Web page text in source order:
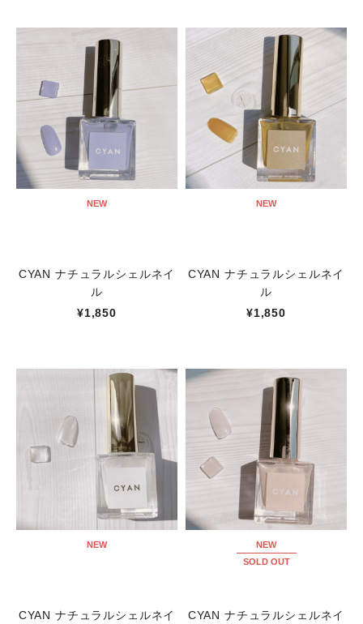
NEW
CYAN ナチュラルシェルネイ
ル
¥1,850
NEW
CYAN ナチュラルシェルネイ
ル
¥1,850
NEW
CYAN ナチュラルシェルネイ
NEW
SOLD OUT
CYAN ナチュラルシェルネイ